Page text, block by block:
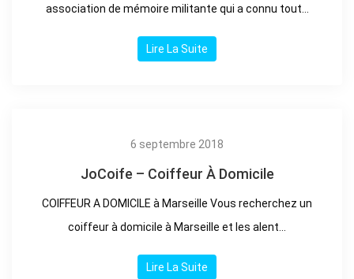
association de mémoire militante qui a connu tout...
Lire La Suite
6 septembre 2018
JoCoife – Coiffeur À Domicile
COIFFEUR A DOMICILE à Marseille Vous recherchez un
coiffeur à domicile à Marseille et les alent...
Lire La Suite